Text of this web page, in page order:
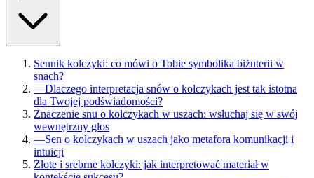
Sennik kolczyki: co mówi o Tobie symbolika biżuterii w
snach?
—Dlaczego interpretacja snów o kolczykach jest tak istotna
dla Twojej podświadomości?
Znaczenie snu o kolczykach w uszach: wsłuchaj się w swój
wewnętrzny głos
—Sen o kolczykach w uszach jako metafora komunikacji i
intuicji
Złote i srebrne kolczyki: jak interpretować materiał w